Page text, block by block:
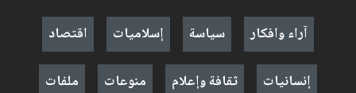
آراء وافكار
سياسة إسلاميات
اقتصاد
إنسانيات
ثقافة وإعلام منوعات ملفات